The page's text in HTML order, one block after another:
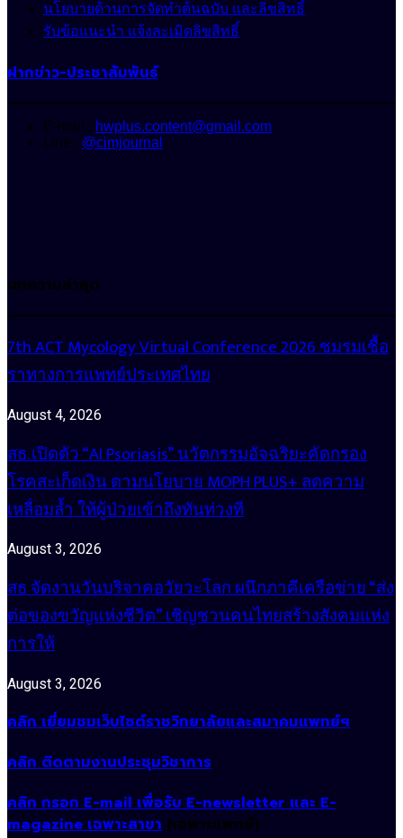
นโยบายด้านการจัดทำต้นฉบับ และลิขสิทธิ์
รับข้อแนะนำ แจ้งละเมิดลิขสิทธิ์
ฝากข่าว-ประชาสัมพันธ์
E-mail : hwplus.content@gmail.com
Line : @cimjournal
บทความล่าสุด
7th ACT Mycology Virtual Conference 2026 ชมรมเชื้อ
ราทางการแพทย์ประเทศไทย
August 4, 2026
สธ. เปิดตัว “AI Psoriasis” นวัตกรรมอัจฉริยะคัดกรอง
โรคสะเก็ดเงิน ตามนโยบาย MOPH PLUS+ ลดความ
เหลื่อมล้ำ ให้ผู้ป่วยเข้าถึงทันท่วงที
August 3, 2026
สธ จัดงานวันบริจาคอวัยวะโลก ผนึกภาคีเครือข่าย “ส่ง
ต่อของขวัญแห่งชีวิต” เชิญชวนคนไทยสร้างสังคมแห่ง
การให้
August 3, 2026
คลิก เยี่ยมชมเว็บไซต์ราชวิทยาลัยและสมาคมแพทย์ฯ
คลิก ติดตามงานประชุมวิชาการ
คลิก กรอก E-mail เพื่อรับ E-newsletter และ E-
magazine เฉพาะสาขา (เฉพาะแพทย์)